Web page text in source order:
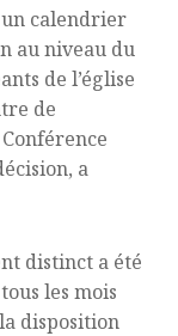
un calendrier
au niveau du
de l’église
de
a
distinct a été
les mois
disposition